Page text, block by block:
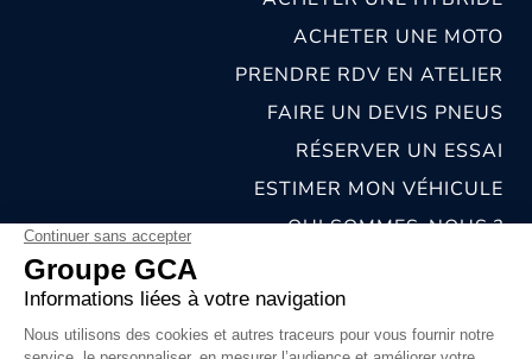
ACHETER UNE MOTO
PRENDRE RDV EN ATELIER
FAIRE UN DEVIS PNEUS
RÉSERVER UN ESSAI
ESTIMER MON VÉHICULE
QUI SOMMES-NOUS ?
NOS CONCESSIONS & CARROSSERIES
MENTIONS LÉGALES